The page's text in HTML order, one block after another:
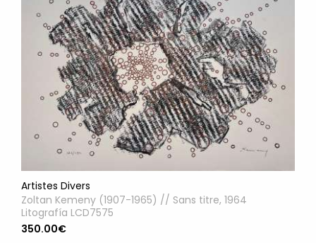
Artistes Divers
Zoltan Kemeny (1907-1965) // Sans titre, 1964
Litografía LCD7575
350.00€